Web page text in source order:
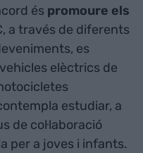
és promoure els
a través de diferents
es
elèctrics de
estudiar, a
de col·laboració
per a joves i infants.